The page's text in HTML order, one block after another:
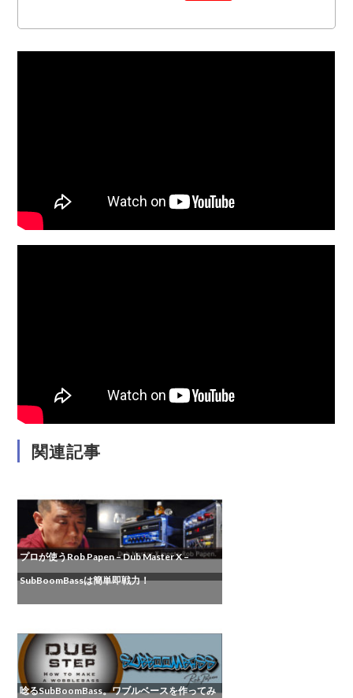
関連記事
プロが使うRob Papen – Dub Master X –
SubBoomBassは簡単即戦力！
唸るSubBoomBass。ワブルベースを作ってみ